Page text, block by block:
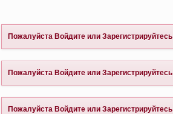
ПожалуйстаВойдите илиЗарегистрируйтесь
ПожалуйстаВойдите илиЗарегистрируйтесь
ПожалуйстаВойдите илиЗарегистрируйтесь